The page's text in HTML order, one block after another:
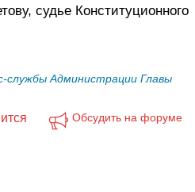
судье Конституционного
службы Администрации Главы
Обсудить на форуме